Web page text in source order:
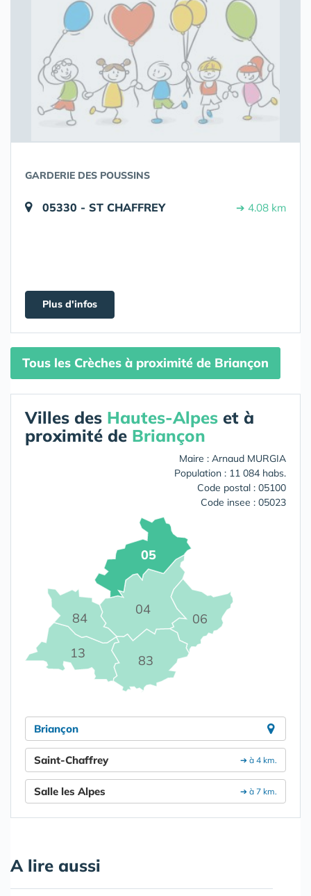
GARDERIE DES POUSSINS
05330 - ST CHAFFREY ➔ 4.08 km
Plus d'infos
Tous les Crèches à proximité de Briançon
Villes des Hautes-Alpes et à
proximité de Briançon
Maire : Arnaud MURGIA
Population : 11 084 habs.
Code postal : 05100
Code insee : 05023
04
05
06
13 83
84
Briançon
➔ à 4 km.
Saint-Chaffrey
➔ à 7 km.
Salle les Alpes
A lire aussi